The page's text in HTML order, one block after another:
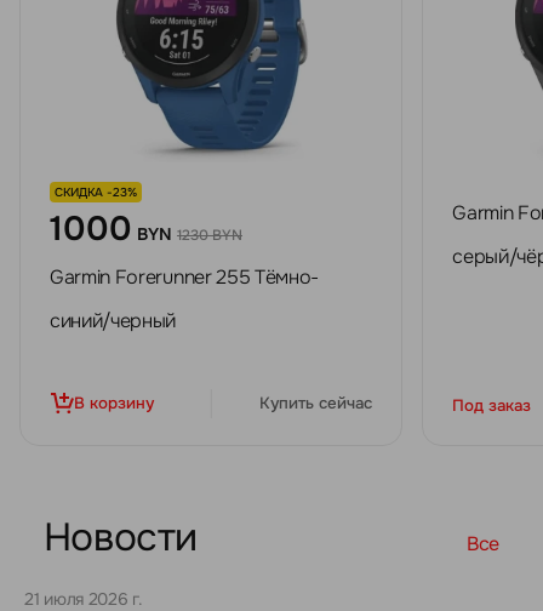
СКИДКА -23%
1000 BYN 1230 BYN
Garmin Forerunner 255 Тёмно-
синий/черный
В корзину Купить сейчас
Garmin
серый/
Под заказ
Новости Все
21 июля 2026 г.